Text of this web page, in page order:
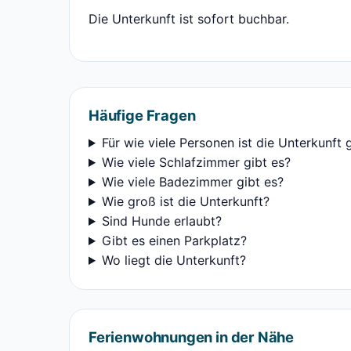
Die Unterkunft ist sofort buchbar.
Häufige Fragen
Für wie viele Personen ist die Unterkunft
Wie viele Schlafzimmer gibt es?
Wie viele Badezimmer gibt es?
Wie groß ist die Unterkunft?
Sind Hunde erlaubt?
Gibt es einen Parkplatz?
Wo liegt die Unterkunft?
Ferienwohnungen in der Nähe